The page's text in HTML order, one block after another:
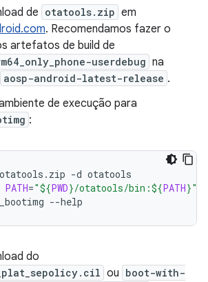
de otatools.zip em
. Recomendamos fazer o
artefatos de build de
userdebug na
aosp-android-latest-release .
de execução para
:
otatools.zip -d otatools
PATH="${PWD}/otatools/bin:${PATH}"
--help
do
ou boot-with-